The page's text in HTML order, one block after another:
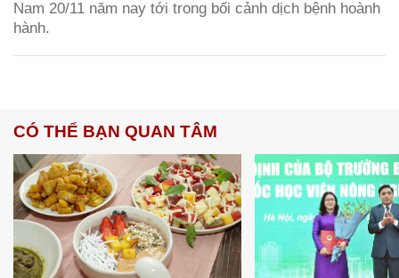
Nam 20/11 năm nay tới trong bối cảnh dịch bệnh hoành
hành.
CÓ THỂ BẠN QUAN TÂM